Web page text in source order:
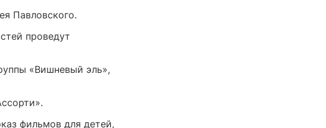
Павловского.
проведут
«Вишневый эль»,
фильмов для детей,